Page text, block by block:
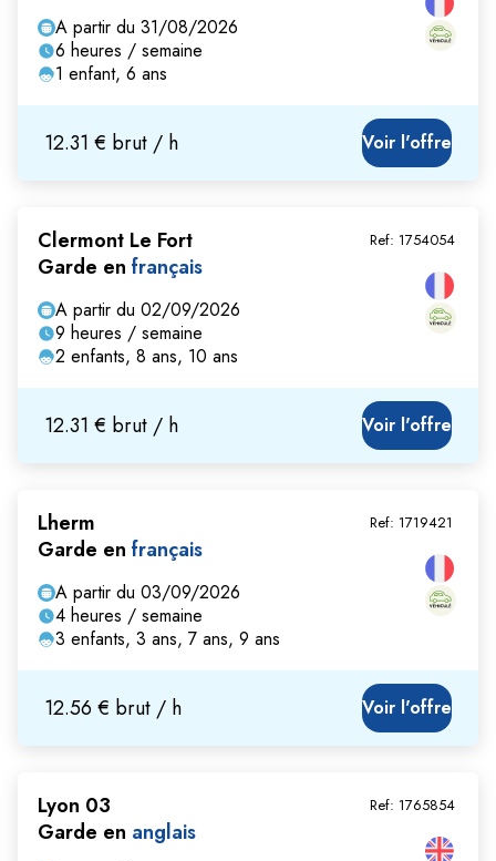
A partir du 31/08/2026
6 heures / semaine
1 enfant, 6 ans
12.31 € brut / h Voir l'offre
Clermont Le Fort
Garde en français
A partir du 02/09/2026
9 heures / semaine
2 enfants, 8 ans, 10 ans
Ref: 1754054
12.31 € brut / h Voir l'offre
Lherm
Garde en français
A partir du 03/09/2026
4 heures / semaine
3 enfants, 3 ans, 7 ans, 9 ans
Ref: 1719421
12.56 € brut / h Voir l'offre
Lyon 03
Garde en anglais
Ref: 1765854